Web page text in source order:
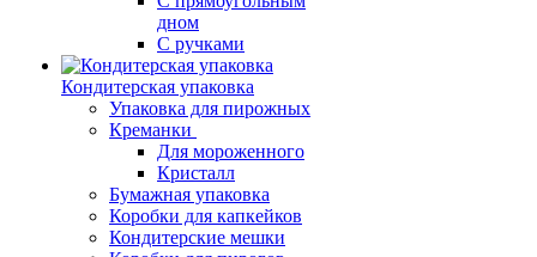
дном
С ручками
Кондитерская упаковка
Упаковка для пирожных
Креманки
Для мороженного
Кристалл
Бумажная упаковка
Коробки для капкейков
Кондитерские мешки